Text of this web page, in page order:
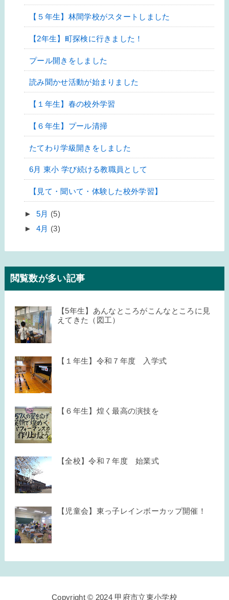
【５年生】林間学校がスタートしました
【2年生】町探検に行きました！
プール開きをしました
読み聞かせ活動が始まりました
【１年生】春の校外学習
【６年生】プール清掃
たてわり学級開きをしました
6月 東小 学び続ける教職員として
【見て・聞いて・体験した校外学習】
► 5月 (5)
► 4月 (3)
閲覧数が多い記事
【5年生】あんなところがこんなところに見
えてきた（図工）
【１年生】令和７年度 入学式
【６年生】煌く最高の演技を
【全校】令和７年度 始業式
【児童会】東っ子レインボーカップ開催！
Copyright © 2024 甲府市立東小学校